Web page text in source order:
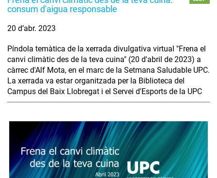
consum d'aigua responsable
20 d’abr. 2023
Píndola temàtica de la xerrada divulgativa virtual "Frena el
canvi climàtic des de la teva cuina" (20 d'abril de 2023) a
càrrec d'Alf Mota, en el marc de la Setmana Saludable UPC.
La xerrada va estar organitzada per la Biblioteca del
Campus del Baix Llobregat i el Servei d'Esports de la UPC